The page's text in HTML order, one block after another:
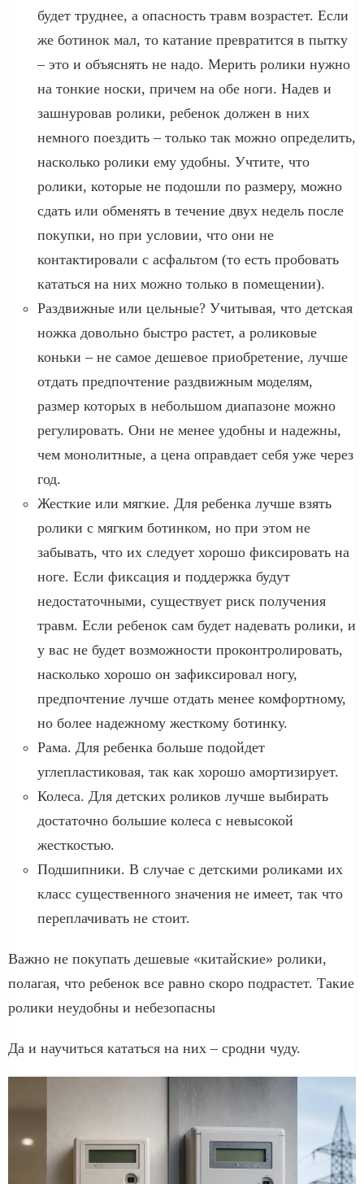
будет труднее, а опасность травм возрастет. Если
же ботинок мал, то катание превратится в пытку
– это и объяснять не надо. Мерить ролики нужно
на тонкие носки, причем на обе ноги. Надев и
зашнуровав ролики, ребенок должен в них
немного поездить – только так можно определить,
насколько ролики ему удобны. Учтите, что
ролики, которые не подошли по размеру, можно
сдать или обменять в течение двух недель после
покупки, но при условии, что они не
контактировали с асфальтом (то есть пробовать
кататься на них можно только в помещении).
Раздвижные или цельные? Учитывая, что детская
ножка довольно быстро растет, а роликовые
коньки – не самое дешевое приобретение, лучше
отдать предпочтение раздвижным моделям,
размер которых в небольшом диапазоне можно
регулировать. Они не менее удобны и надежны,
чем монолитные, а цена оправдает себя уже через
год.
Жесткие или мягкие. Для ребенка лучше взять
ролики с мягким ботинком, но при этом не
забывать, что их следует хорошо фиксировать на
ноге. Если фиксация и поддержка будут
недостаточными, существует риск получения
травм. Если ребенок сам будет надевать ролики, и
у вас не будет возможности проконтролировать,
насколько хорошо он зафиксировал ногу,
предпочтение лучше отдать менее комфортному,
но более надежному жесткому ботинку.
Рама. Для ребенка больше подойдет
углепластиковая, так как хорошо амортизирует.
Колеса. Для детских роликов лучше выбирать
достаточно большие колеса с невысокой
жесткостью.
Подшипники. В случае с детскими роликами их
класс существенного значения не имеет, так что
переплачивать не стоит.
Важно не покупать дешевые «китайские» ролики,
полагая, что ребенок все равно скоро подрастет. Такие
ролики неудобны и небезопасны
Да и научиться кататься на них – сродни чуду.